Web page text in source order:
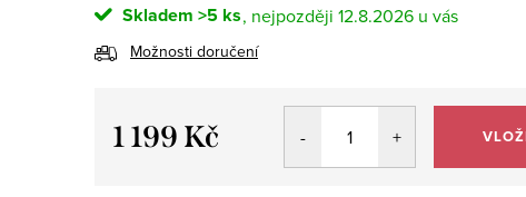
Skladem >5 ks 12.8.2026
Možnosti doručení
1 199 Kč